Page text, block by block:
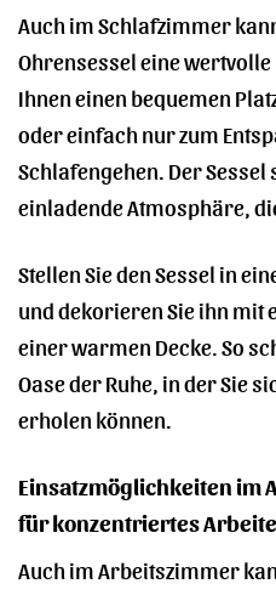
Auch im Schlafzimmer
Ohrensessel eine
Ihnen einen bequemen
oder einfach nur zum
Schlafengehen. Der
einladende Atmosphäre,
Stellen Sie den Sessel in
und dekorieren Sie ihn mit
einer warmen Decke. So
Oase der Ruhe, in der Sie
erholen können.
Einsatzmöglichkeiten im
für konzentriertes
Auch im Arbeitszimmer